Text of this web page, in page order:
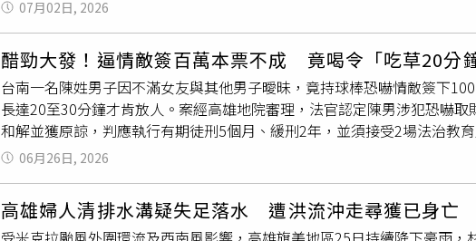
水節點提早預佈12吋大型移動式抽水機，隨時待命抽排。縣府將盡可能把
雨過大，仍出現淹水等情況，仍必須落實地方路權管理，建立預防性封路
北市公所，褒忠路353巷道路則由新埔鎮公所負責維護管理，為確保用路
竹北市公所及新埔鎮公所依據各自所轄之路權，務必於第一時間果斷實
眾誤闖危險路段。竹北市公所表示，未來會設置常態性插設告示牌，提醒
雨來襲時，也會派員前往拉起封鎖線進行實體封路。新埔鎮公所則表示，
議在發布開設三級應變中心時，各公所應將該路段立即封閉，以免人車進
山溪泰和二號0K+400之水門，此為經濟部水利署第二河川分署管理，鳳山
回堵及淹水，建議第二河川分署研議檢討渠道容納量，並設置水位預警系
告要去上廁所，隨後獨自匆忙離開教室。但男童遲遲未歸，師長們感到
蹤跡。直到中午12時許，校方聽聞有附近居民表示，曾看到疑似小學生出
報警消。警消獲報後，7月1日凌晨5時起全面展開搜救行動，警消、消防
於距離市中心約8公里的山區，周邊草木蓊鬱、地形複雜。警方據搜救犬
救人員在山路兩側頂著烈日撥開茂密雜草，大聲呼喊男童名字，直到上午
救人員隨即攜帶救生裝備趕往現場，可惜男童被救起時已無生命跡象，緊
校方在事後清查時發現，案發當時校內其中一個安全逃生門的鎖頭並未上
後，該校校長瀨川真司公開道歉，「發生學生死亡意外的重大事件，實
將痛定思痛、徹查安全管理疏失，並全面落實校園防護，以防範未然。意
流、落差高達4公尺的天然瀑布，平時吸引許多民眾親水。雖然現場立有
07月02日, 2026
醋勁大發！逼情敵簽百萬本票不成 竟喝令「吃草20分
台南一名陳姓男子因不滿女友與其他男子曖昧，竟持球棒恐嚇情敵簽下
長達20至30分鐘才肯放人。案經高雄地院審理，法官認定陳男涉犯恐嚇
和解並獲原諒，判應執行有期徒刑5個月、緩刑2年，並須接受2場法治教
晨得知薛姓女友與另一名男子互動曖昧，便載著女友前往台南市歸仁區能
要求對方簽立100萬元本票作為賠償，還揚言若拒絕，就要砸毀手機、車
「不簽也會想辦法讓你簽到100萬」、「車上還有其他東西，聽不懂嗎」
簽本票，陳男竟改以其他方式羞辱、脅迫，要求對方把地上的雜草吃光，
06月26日, 2026
高雄婦人清排水溝疑失足落水 遭洪流沖走尋獲已身亡